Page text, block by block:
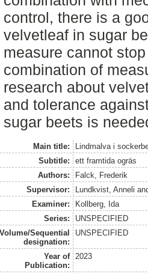
control, there is a
velvetleaf in sugar
measure cannot
combination of
research about
and tolerance
sugar beets is
Main title:
Lindmalva i
Subtitle:
ett framtida ogräs
Authors:
Falck, Frederik
Supervisor:
Lundkvist, Anneli
Examiner:
Kollberg, Ida
Series:
UNSPECIFIED
Volume/Sequential
designation:
UNSPECIFIED
Year of
Publication:
2023